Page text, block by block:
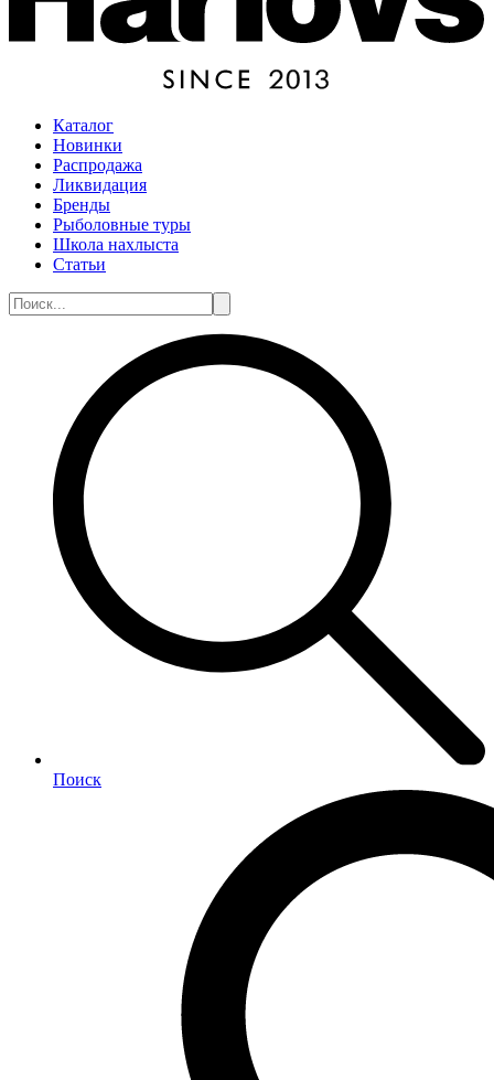
Каталог
Новинки
Распродажа
Ликвидация
Бренды
Рыболовные туры
Школа нахлыста
Статьи
Поиск